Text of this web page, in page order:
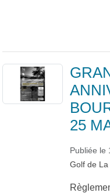
25
Publiée le
Golf de La